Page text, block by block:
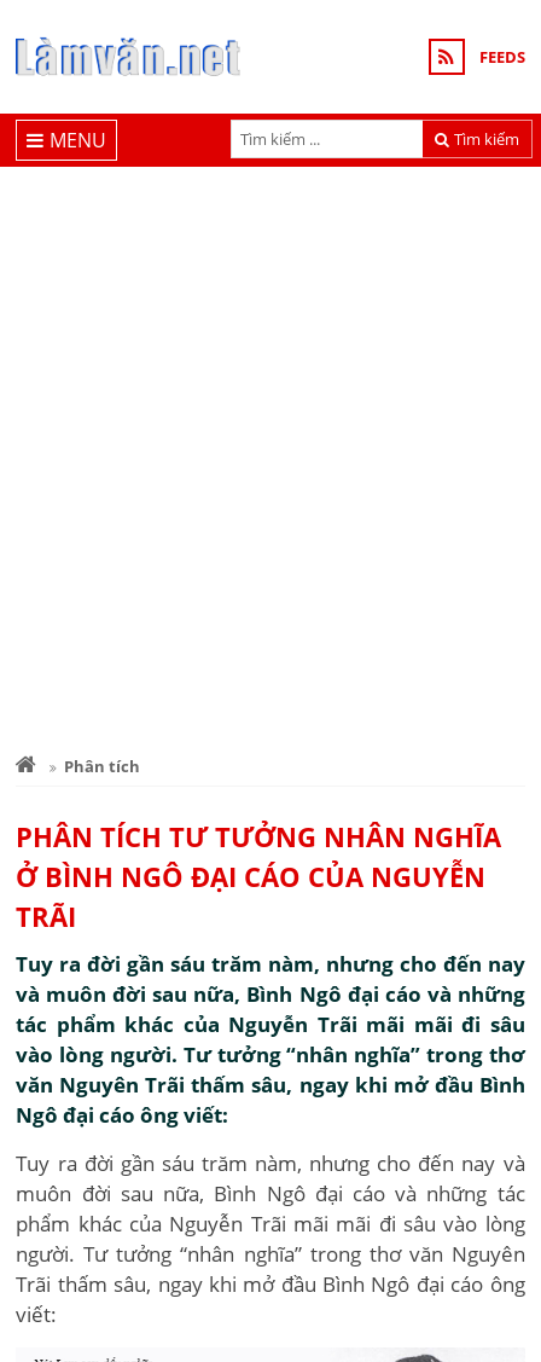
FEEDS
Tìm kiếm
MENU
Phân tích
PHÂN TÍCH TƯ TƯỞNG NHÂN NGHĨA
Ở BÌNH NGÔ ĐẠI CÁO CỦA NGUYỄN
TRÃI
Tuy ra đời gần sáu trăm nàm, nhưng cho đến nay
và muôn đời sau nữa, Bình Ngô đại cáo và những
tác phẩm khác của Nguyễn Trãi mãi mãi đi sâu
vào lòng người. Tư tưởng “nhân nghĩa” trong thơ
văn Nguyên Trãi thấm sâu, ngay khi mở đầu Bình
Ngô đại cáo ông viết:
Tuy ra đời gần sáu trăm nàm, nhưng cho đến nay và
muôn đời sau nữa, Bình Ngô đại cáo và những tác
phẩm khác của Nguyễn Trãi mãi mãi đi sâu vào lòng
người. Tư tưởng “nhân nghĩa” trong thơ văn Nguyên
Trãi thấm sâu, ngay khi mở đầu Bình Ngô đại cáo ông
viết: